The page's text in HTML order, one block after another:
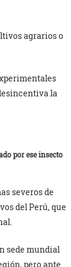
agrarios o
la
por ese insecto
severos de
del Perú, que
sede mundial
pero ante